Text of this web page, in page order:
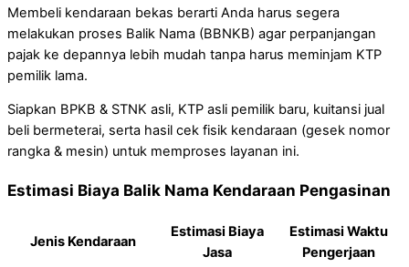
Membeli kendaraan bekas berarti Anda harus segera
melakukan proses Balik Nama (BBNKB) agar perpanjangan
pajak ke depannya lebih mudah tanpa harus meminjam KTP
pemilik lama.
Siapkan BPKB & STNK asli, KTP asli pemilik baru, kuitansi jual
beli bermeterai, serta hasil cek fisik kendaraan (gesek nomor
rangka & mesin) untuk memproses layanan ini.
Estimasi Biaya Balik Nama Kendaraan Pengasinan
Jenis Kendaraan
Estimasi Biaya
Jasa
Estimasi Waktu
Pengerjaan